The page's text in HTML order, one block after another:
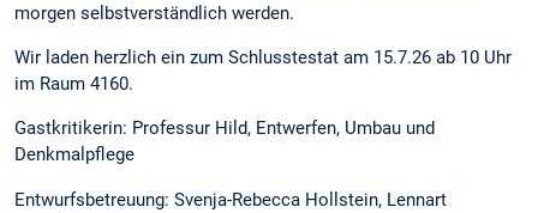
morgen selbstverständlich werden.
Wir laden herzlich ein zum Schlusstestat am 15.7.26 ab 10 Uhr
im Raum 4160.
Gastkritikerin: Professur Hild, Entwerfen, Umbau und
Denkmalpflege
Entwurfsbetreuung: Svenja-Rebecca Hollstein, Lennart